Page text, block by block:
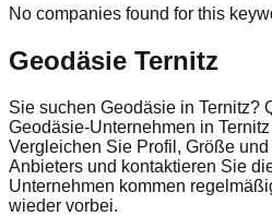
No companies found for this
Geodäsie Ternitz
Sie suchen Geodäsie in Ternitz?
Geodäsie-Unternehmen in
Vergleichen Sie Profil, Größe
Anbieters und kontaktieren Sie
Unternehmen kommen
wieder vorbei.